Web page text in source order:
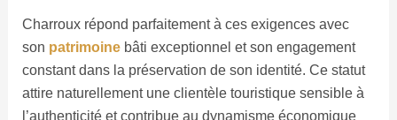
Charroux répond parfaitement à ces exigences avec
son patrimoinebâti exceptionnel et son engagement
constant dans la préservation de son identité. Ce statut
attire naturellement une clientèle touristique sensible à
l’authenticité et contribue au dynamisme économique